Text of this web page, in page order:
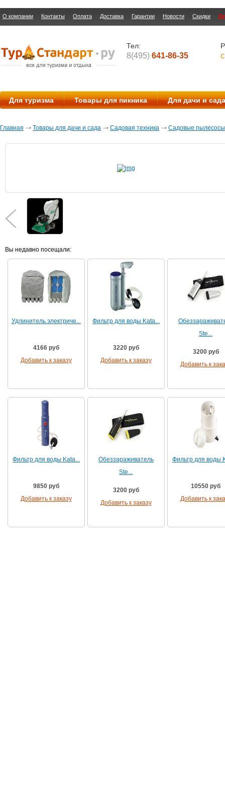
О компании Контакты Оплата Доставка Гарантии Новости Скидки
Тел:
8(495) 641-86-35
Для туризма Товары для пикника Для дачи и сада
Главная Товары для дачи и сада Садовая техника Садовые пылесосы
Вы недавно посещали:
Удлинитель электриче...
4166 руб
Добавить к заказу
Фильтр для воды Kata...
3220 руб
Добавить к заказу
Ste...
3200 руб
Добавить к
Фильтр для воды Kata...
9850 руб
Добавить к заказу
Обеззараживатель
Ste...
3200 руб
Добавить к заказу
Фильтр для воды
10550 руб
Добавить к